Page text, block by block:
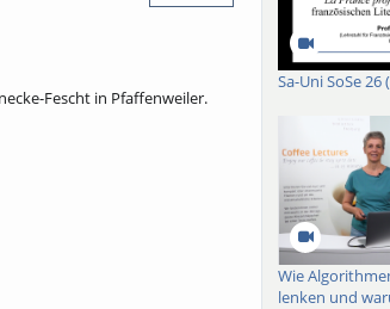
Fescht in Pfaffenweiler.
Sa-Uni SoSe 26
Wie
lenken und